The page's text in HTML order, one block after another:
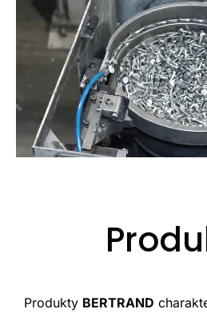
Produkty BERTRAND